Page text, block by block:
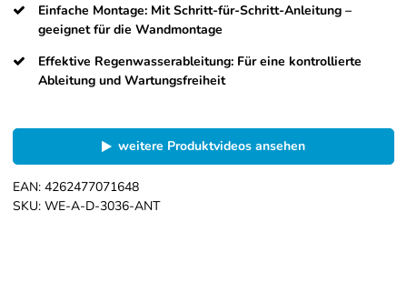
Einfache Montage: Mit Schritt-für-Schritt-Anleitung –
geeignet für die Wandmontage
Effektive Regenwasserableitung: Für eine kontrollierte
Ableitung und Wartungsfreiheit
weitere Produktvideos ansehen
EAN: 4262477071648
SKU: WE-A-D-3036-ANT